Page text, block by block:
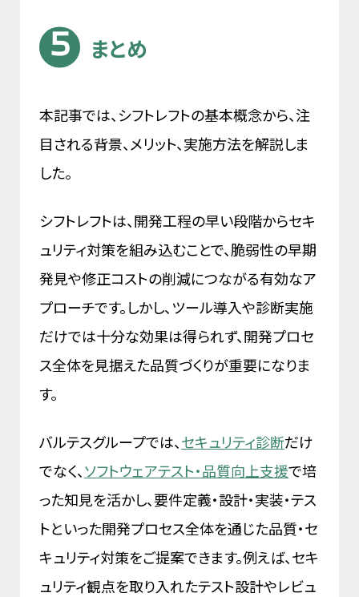
まとめ
本記事では、シフトレフトの基本概念から、注
目される背景、メリット、実施方法を解説しま
した。
シフトレフトは、開発工程の早い段階からセキ
ュリティ対策を組み込むことで、脆弱性の早期
発見や修正コストの削減につながる有効なア
プローチです。しかし、ツール導入や診断実施
だけでは十分な効果は得られず、開発プロセ
ス全体を見据えた品質づくりが重要になりま
す。
バルテスグループでは、セキュリティ診断だけ
でなく、ソフトウェアテスト・品質向上支援で培
った知見を活かし、要件定義・設計・実装・テス
トといった開発プロセス全体を通じた品質・セ
キュリティ対策をご提案できます。例えば、セキ
ュリティ観点を取り入れたテスト設計やレビュ